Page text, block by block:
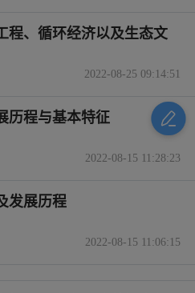
程、循环经济以及生态文
2022-08-25 09:14:51
历程与基本特征
2022-08-15 11:28:23
发展历程
2022-08-15 11:06:15